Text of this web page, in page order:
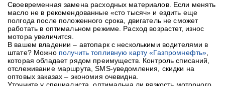
Своевременная замена расходных материалов. Если менять
масло не в рекомендованные «сто тысяч» и ездить еще
полгода после положенного срока, двигатель не сможет
работать в оптимальном режиме. Расход возрастет, износ
мотора увеличится.
В вашем владении – автопарк с несколькими водителями в
штате? Можно получить топливную карту «Газпромнефть»
которая обладает рядом преимуществ. Контроль списаний,
отслеживание маршрута, SMS-уведомления, скидки на
оптовых заказах – экономия очевидна.